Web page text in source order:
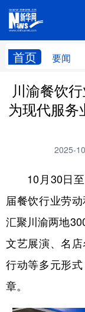
首页 要闻
川渝餐饮
为现代服务
2025-
10月30日至
届餐饮行业劳
汇聚川渝两地
文艺展演、名
行动等多元形
章。